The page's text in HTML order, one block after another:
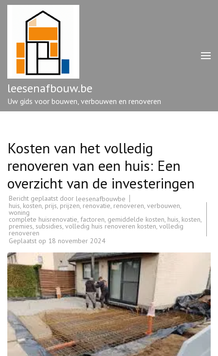
Ga
enter)
leesenafbouw.be
Uw gids voor bouwen, verbouwen en renoveren
Kosten van het volledig
renoveren van een huis: Een
overzicht van de investeringen
Bericht geplaatst door leesenafbouwbe
huis, kosten, prijs, prijzen, renovatie, renoveren, verbouwen,
woning
complete huisrenovatie, factoren, gemiddelde kosten, huis, kosten,
premies, subsidies, volledig huis renoveren kosten, volledig
renoveren
Geplaatst op 18 november 2024